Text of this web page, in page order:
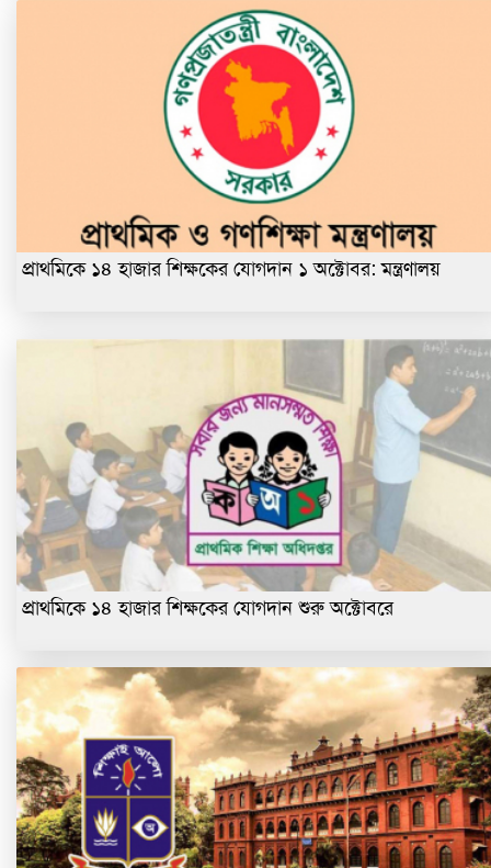
প্রাথমিকে ১৪ হাজার শিক্ষকের যোগদান ১ অক্টোবর: মন্ত্রণালয়
প্রাথমিকে ১৪ হাজার শিক্ষকের যোগদান শুরু অক্টোবরে